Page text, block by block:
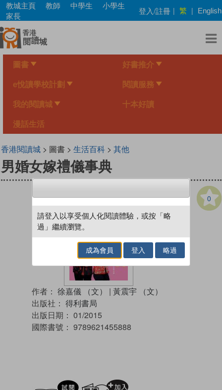
Skip
main
content
教城主頁 教師 中學生
小學生
家長
登入/註冊 | 繁 | English
圖書 好書推介
e悅讀學校計劃 閱讀服務
我的閱讀城 十本好讀
漫話生活
香港閱讀城> 圖書 > 生活百科> 其他
男婚女嫁禮儀事典
0
作者： 徐嘉儀 （文） | 黃震宇 （文）
出版社： 得利書局
出版日期： 01/2015
國際書號： 9789621455888
試閲
請登入以享受個人化閱讀體驗，或按「略
過」繼續瀏覽。
成為會員 登入 略過